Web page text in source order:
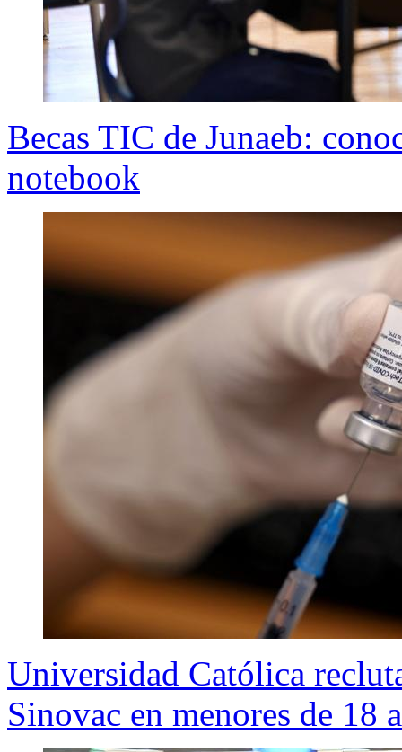
Becas TIC de Junaeb:
notebook
Universidad Católica
Sinovac en menores de 18